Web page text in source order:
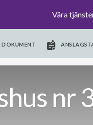
Våra
DOKUMENT
nr